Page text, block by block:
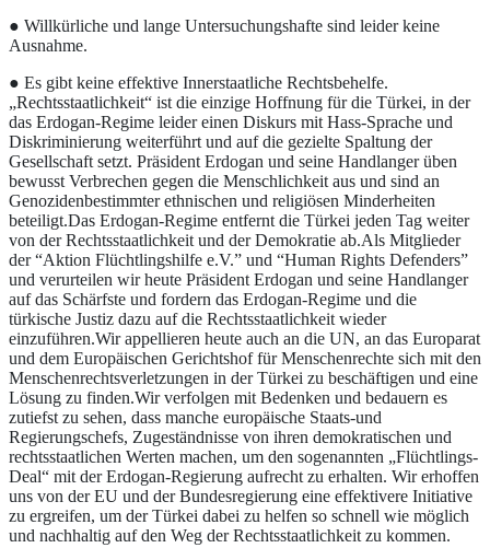
● Willkürliche und lange Untersuchungshafte sind leider keine
Ausnahme.
● Es gibt keine effektive Innerstaatliche Rechtsbehelfe.
„Rechtsstaatlichkeit“ ist die einzige Hoffnung für die Türkei, in der
das Erdogan-Regime leider einen Diskurs mit Hass-Sprache und
Diskriminierung weiterführt und auf die gezielte Spaltung der
Gesellschaft setzt. Präsident Erdogan und seine Handlanger üben
bewusst Verbrechen gegen die Menschlichkeit aus und sind an
Genozidenbestimmter ethnischen und religiösen Minderheiten
beteiligt.Das Erdogan-Regime entfernt die Türkei jeden Tag weiter
von der Rechtsstaatlichkeit und der Demokratie ab.Als Mitglieder
der “Aktion Flüchtlingshilfe e.V.” und “Human Rights Defenders”
und verurteilen wir heute Präsident Erdogan und seine Handlanger
auf das Schärfste und fordern das Erdogan-Regime und die
türkische Justiz dazu auf die Rechtsstaatlichkeit wieder
einzuführen.Wir appellieren heute auch an die UN, an das Europarat
und dem Europäischen Gerichtshof für Menschenrechte sich mit den
Menschenrechtsverletzungen in der Türkei zu beschäftigen und eine
Lösung zu finden.Wir verfolgen mit Bedenken und bedauern es
zutiefst zu sehen, dass manche europäische Staats-und
Regierungschefs, Zugeständnisse von ihren demokratischen und
rechtsstaatlichen Werten machen, um den sogenannten „Flüchtlings-
Deal“ mit der Erdogan-Regierung aufrecht zu erhalten. Wir erhoffen
uns von der EU und der Bundesregierung eine effektivere Initiative
zu ergreifen, um der Türkei dabei zu helfen so schnell wie möglich
und nachhaltig auf den Weg der Rechtsstaatlichkeit zu kommen.